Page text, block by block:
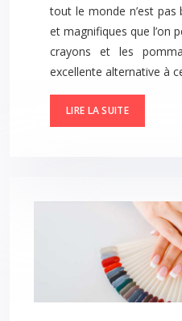
tout le monde n’est pas
et magnifiques que l’on
crayons et les
excellente alternative à
LIRE LA SUITE